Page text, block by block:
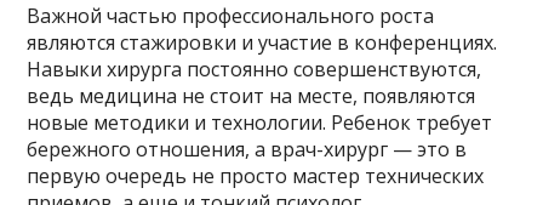
Важной частью профессионального роста
являются стажировки и участие в конференциях.
Навыки хирурга постоянно совершенствуются,
ведь медицина не стоит на месте, появляются
новые методики и технологии. Ребенок требует
бережного отношения, а врач-хирург — это в
первую очередь не просто мастер технических